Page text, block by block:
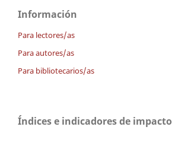
Información
Para lectores/as
Para autores/as
Para bibliotecarios/as
Índices e indicadores de